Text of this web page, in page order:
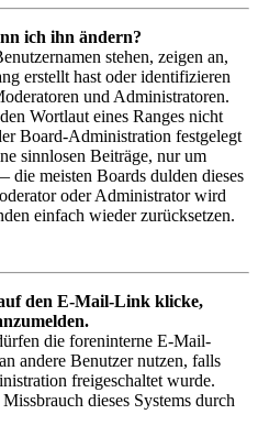
ich ihn ändern?
stehen, zeigen an,
erstellt hast oder identifizieren
und Administratoren.
Wortlaut eines Ranges nicht
Board-Administration festgelegt
sinnlosen Beiträge, nur um
die meisten Boards dulden dieses
oder Administrator wird
einfach wieder zurücksetzen.
den E-Mail-Link klicke,
die foreninterne E-Mail-
andere Benutzer nutzen, falls
freigeschaltet wurde.
dieses Systems durch